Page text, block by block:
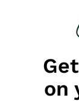
looking for
on